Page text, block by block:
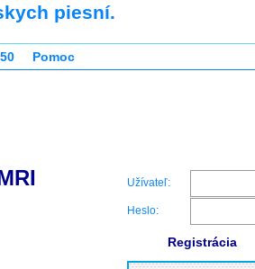
piesní.
Pomoc
Užívateľ:
Heslo:
Registrácia